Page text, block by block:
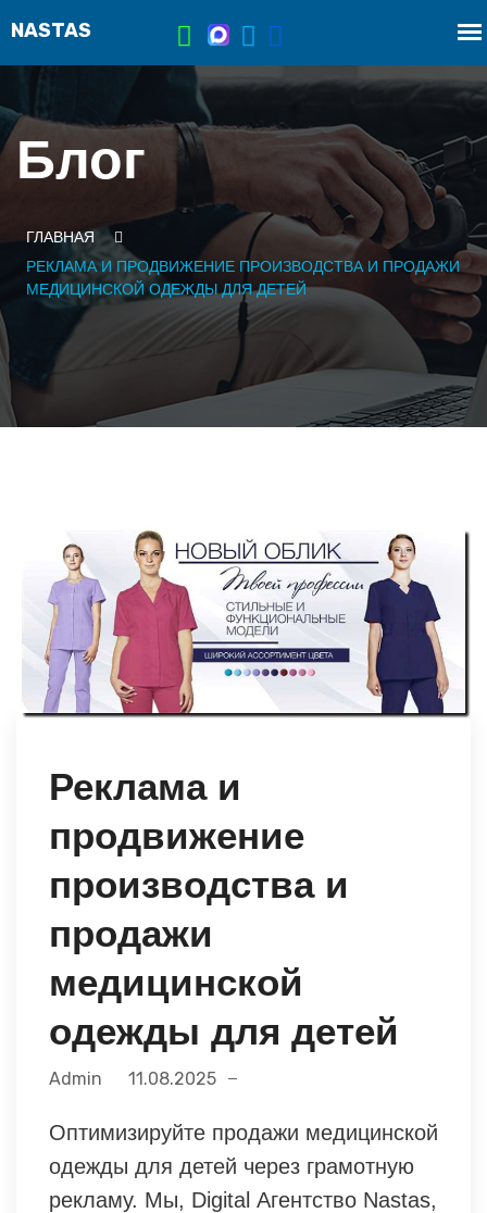
Блог
ГЛАВНАЯ
РЕКЛАМА И ПРОДВИЖЕНИЕ ПРОИЗВОДСТВА И ПРОДАЖИ
МЕДИЦИНСКОЙ ОДЕЖДЫ ДЛЯ ДЕТЕЙ
Реклама и
продвижение
производства и
продажи
медицинской
одежды для детей
Admin 11.08.2025
Оптимизируйте продажи медицинской
одежды для детей через грамотную
рекламу. Мы, Digital Агентство Nastas,